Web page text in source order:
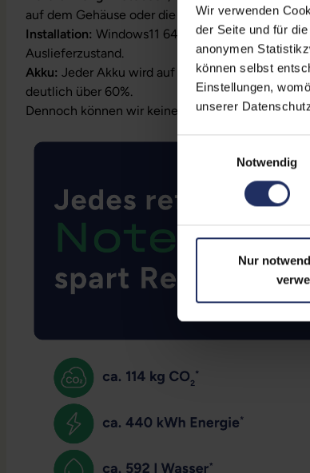
Wir verwenden
der Seite und für
anonymen
können selbst
Einstellungen,
unserer
Einwilligungsauswahl
Notwendig
Nur
auf dem Gehäuse oder die Lizenz ist bereits
Installation: Windows11 64Bit vorinstalliert
Auslieferzustand.
Akku: Jeder Akku wird auf Funktion geprüft. Die
deutlich über 60%.
Dennoch können wir keine Garantieleistungen